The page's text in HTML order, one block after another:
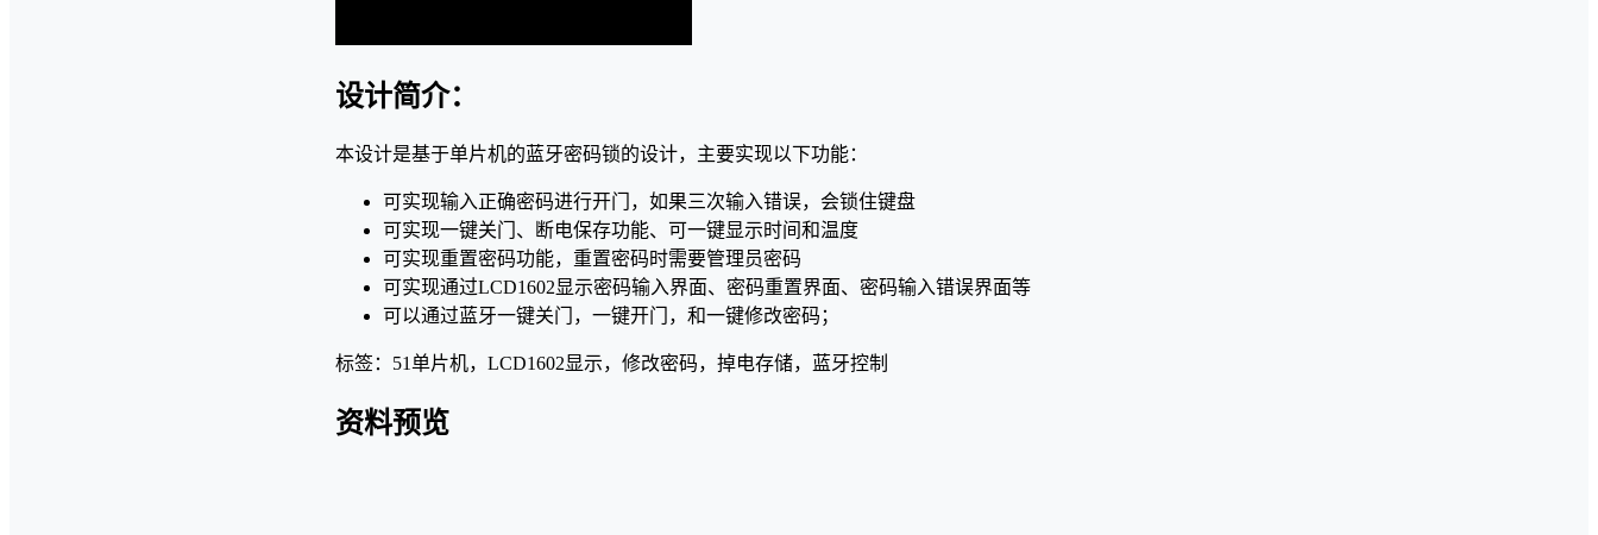
设计简介：
本设计是基于单片机的蓝牙密码锁的设计，主要实现以下功能：
可实现输入正确密码进行开门，如果三次输入错误，会锁住键盘
可实现一键关门、断电保存功能、可一键显示时间和温度
可实现重置密码功能，重置密码时需要管理员密码
可实现通过LCD1602显示密码输入界面、密码重置界面、密码输入错误界面等
可以通过蓝牙一键关门，一键开门，和一键修改密码；
标签：51单片机，LCD1602显示，修改密码，掉电存储，蓝牙控制
资料预览